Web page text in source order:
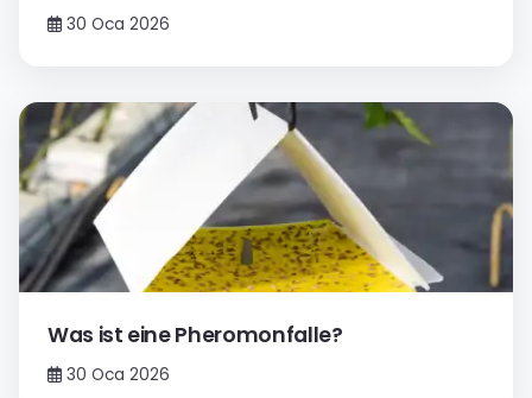
30 Oca 2026
Was ist eine Pheromonfalle?
30 Oca 2026